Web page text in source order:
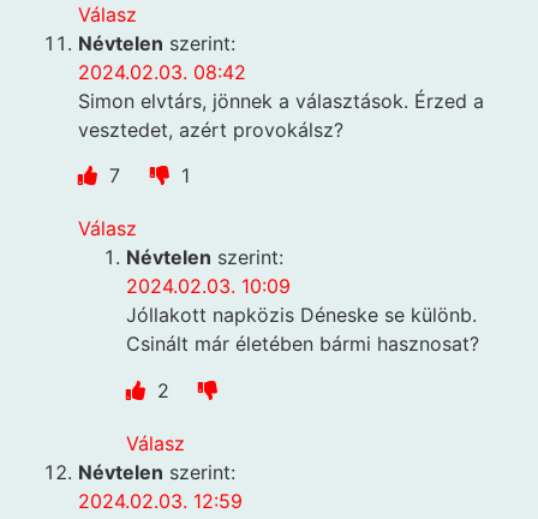
Válasz
Névtelen szerint:
2024.02.03. 08:42
Simon elvtárs, jönnek a választások. Érzed a
vesztedet, azért provokálsz?
7
1
Válasz
Névtelen szerint:
2024.02.03. 10:09
Jóllakott napközis Déneske se különb.
Csinált már életében bármi hasznosat?
2
Válasz
Névtelen szerint:
2024.02.03. 12:59